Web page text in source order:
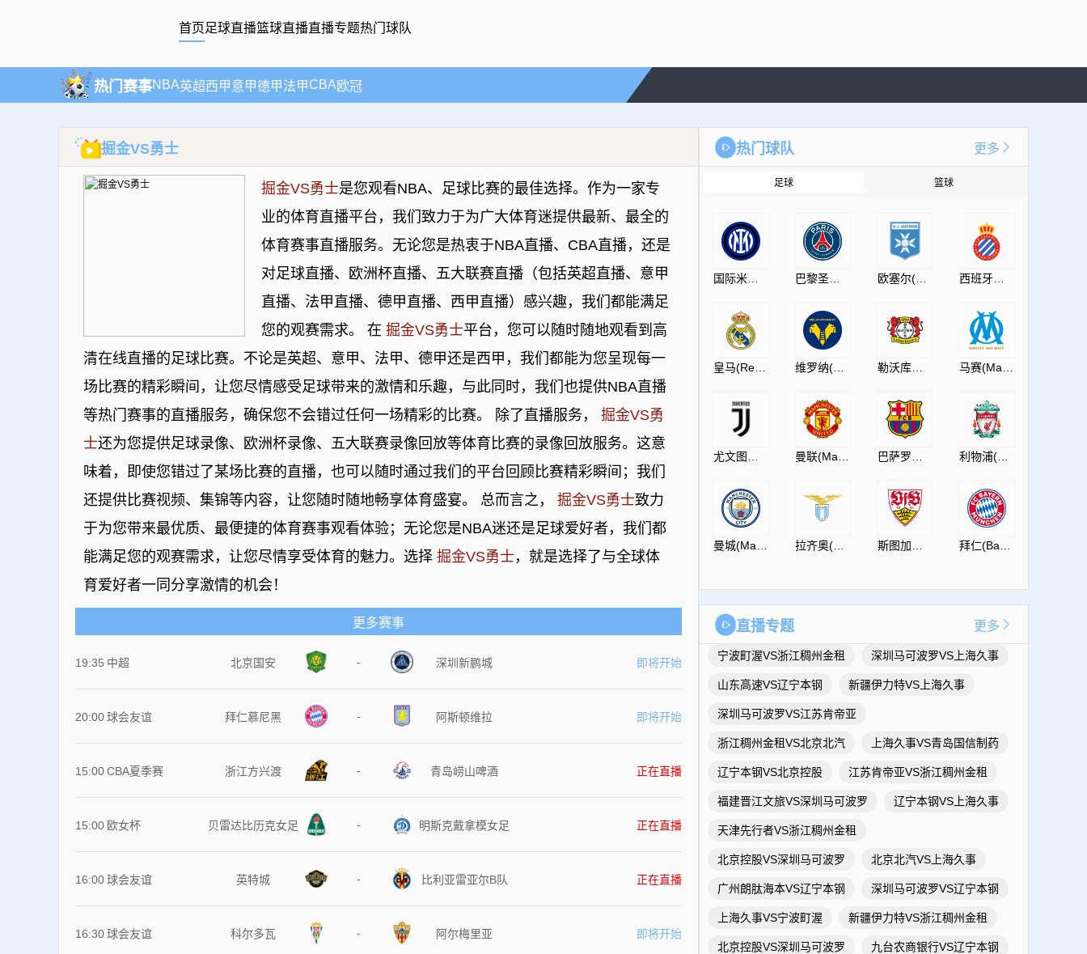
首页足球直播篮球直播直播专题热门球队
热门赛事NBA英超西甲意甲德甲法甲CBA欧冠
掘金VS勇士
掘金VS勇士是您观看NBA、足球比赛的最佳选择。作为一家专
业的体育直播平台，我们致力于为广大体育迷提供最新、最全的
体育赛事直播服务。无论您是热衷于NBA直播、CBA直播，还是
对足球直播、欧洲杯直播、五大联赛直播（包括英超直播、意甲
直播、法甲直播、德甲直播、西甲直播）感兴趣，我们都能满足
您的观赛需求。 在 掘金VS勇士平台，您可以随时随地观看到高
清在线直播的足球比赛。不论是英超、意甲、法甲、德甲还是西甲，我们都能为您呈现每一
场比赛的精彩瞬间，让您尽情感受足球带来的激情和乐趣，与此同时，我们也提供NBA直播
等热门赛事的直播服务，确保您不会错过任何一场精彩的比赛。 除了直播服务， 掘金VS勇
士还为您提供足球录像、欧洲杯录像、五大联赛录像回放等体育比赛的录像回放服务。这意
味着，即使您错过了某场比赛的直播，也可以随时通过我们的平台回顾比赛精彩瞬间；我们
还提供比赛视频、集锦等内容，让您随时随地畅享体育盛宴。 总而言之， 掘金VS勇士致力
于为您带来最优质、最便捷的体育赛事观看体验；无论您是NBA迷还是足球爱好者，我们都
能满足您的观赛需求，让您尽情享受体育的魅力。选择 掘金VS勇士 ，就是选择了与全球体
育爱好者一同分享激情的机会！
更多赛事
19:35 中超 北京国安 - 深圳新鹏城 即将开始
20:00球会友谊 拜仁慕尼黑 - 阿斯顿维拉 即将开始
15:00CBA夏季赛 浙江方兴渡 - 青岛崂山啤酒 正在直播
15:00 欧女杯 贝雷达比历克女足 - 明斯克戴拿模女足 正在直播
16:00球会友谊 英特城 - 比利亚雷亚尔B队 正在直播
16:30球会友谊 科尔多瓦 - 阿尔梅里亚 即将开始
热门球队 更多
足球 篮球
国际米兰(InternazionaleMilano) 欧塞尔(AJAuxerre)
皇马(RealMadrid) 勒沃库森(Leverkusen)
直播专题 更多
宁波町渥VS浙江稠州金租 深圳马可波罗VS上海久事
山东高速VS辽宁本钢 新疆伊力特VS上海久事
深圳马可波罗VS江苏肯帝亚
浙江稠州金租VS北京北汽 上海久事VS青岛国信制药
辽宁本钢VS北京控股 江苏肯帝亚VS浙江稠州金租
福建晋江文旅VS深圳马可波罗 辽宁本钢VS上海久事
天津先行者VS浙江稠州金租
北京控股VS深圳马可波罗 北京北汽VS上海久事
广州朗肽海本VS辽宁本钢 深圳马可波罗VS辽宁本钢
上海久事VS宁波町渥 新疆伊力特VS浙江稠州金租
北京控股VS深圳马可波罗 九台农商银行VS辽宁本钢